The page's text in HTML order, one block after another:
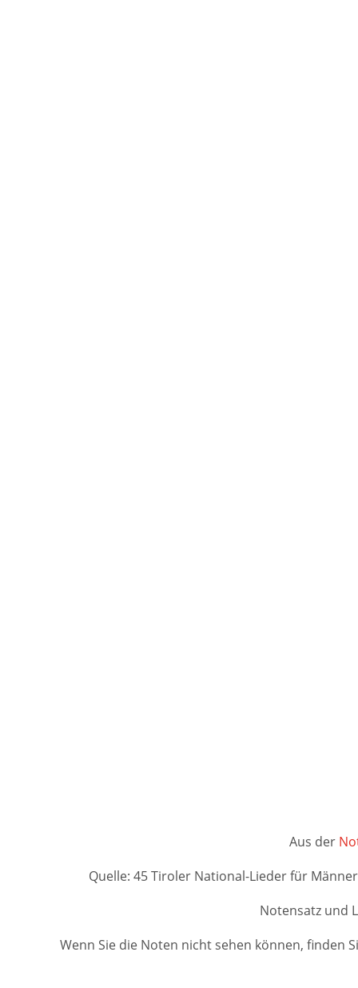
Aus der
Quelle: 45 Tiroler National-Lieder für
Notensatz und
Wenn Sie die Noten nicht sehen können, finden